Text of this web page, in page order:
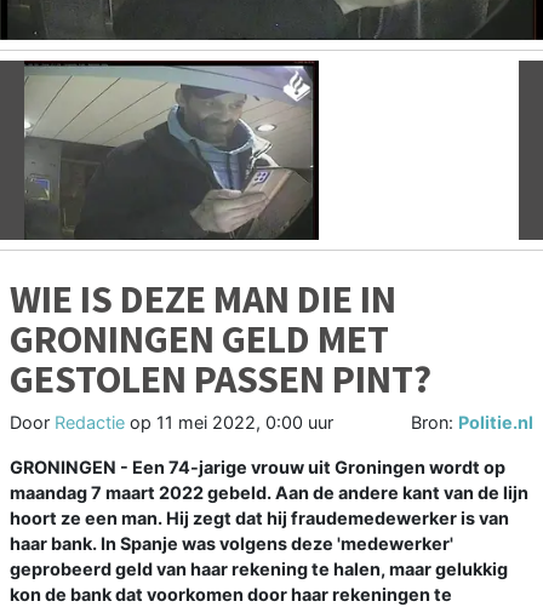
Vorige
WIE IS DEZE MAN DIE IN
GRONINGEN GELD MET
GESTOLEN PASSEN PINT?
Door Redactie op 11 mei 2022, 0:00 uur Bron: Politie.nl
GRONINGEN - Een 74-jarige vrouw uit Groningen wordt op
maandag 7 maart 2022 gebeld. Aan de andere kant van de lijn
hoort ze een man. Hij zegt dat hij fraudemedewerker is van
haar bank. In Spanje was volgens deze 'medewerker'
geprobeerd geld van haar rekening te halen, maar gelukkig
kon de bank dat voorkomen door haar rekeningen te